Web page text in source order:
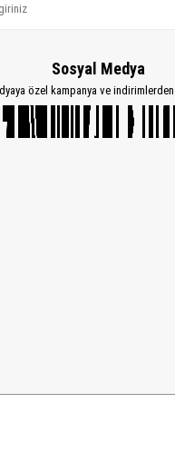
Sosyal Medya
özel kampanya ve